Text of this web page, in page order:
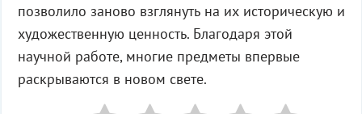
позволило заново взглянуть на их историческую и
художественную ценность. Благодаря этой
научной работе, многие предметы впервые
раскрываются в новом свете.